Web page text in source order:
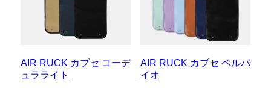
AIR RUCK カブセ コーデ
ュラライト
AIR RUCK カブセ ベルバ
イオ